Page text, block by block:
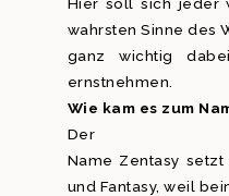
wahrsten Sinne des
ganz wichtig
ernstnehmen.
Wie kam es zum
Der
Name Zentasy
und Fantasy, weil